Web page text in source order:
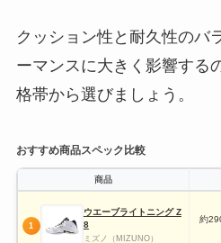
クッション性と耐久性のバ
ーマンスに大きく影響する
格帯から選びましょう。
おすすめ商品スペック比較
商品
1
ウエーブライトニング Z
8
ミズノ（MIZUNO）
約